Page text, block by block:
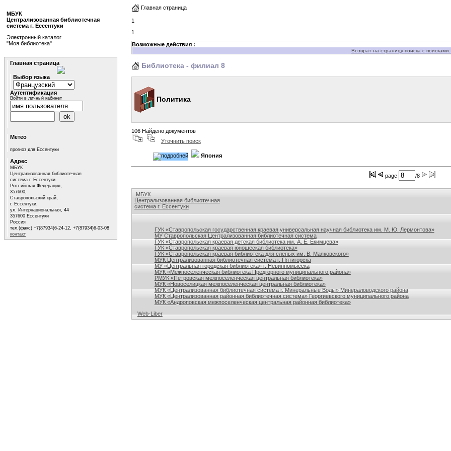
Главная страница
1
1
Возможные действия :
Возврат на страницу поиска с
Библиотека - филиал 8
Политика
106 Найдено документов
Уточнить поиск
Япония
page /8
МБУК
Централизованная библиотечная
система г. Ессентуки
ГУК «Ставропольская государственная краевая универсальная научная библиотека им. М. Ю. Лермонтова»
МУ Ставропольская Централизованная библиотечная система
ГУК «Ставропольская краевая детская библиотека им. А. Е. Екимцева»
ГУК «Ставропольская краевая юношеская библиотека»
ГУК «Ставропольская краевая библиотека для слепых им. В. Маяковского»
МУК Централизованная библиотечная система г. Пятигорска
МУ «Центральная городская библиотека» г. Невинномысска
МУК «Межпоселенческая библиотека Предгорного муниципального района»
РМУК «Петровская межпоселенческая центральная библиотека»
МУК «Новоселицкая межпоселенческая центральная библиотека»
МУК «Централизованная библиотечная система г. Минеральные Воды» Минераловодского района
МУК «Централизованная районная библиотечная система» Георгиевского муниципального района
МУК «Андроповская межпоселенческая центральная районная библиотека»
Web-Liber
МБУК
Централизованная библиотечная
система г. Ессентуки
Электронный каталог
"Моя библиотека"
Главная страница
Выбор языка
Аутентификация
Войти в личный кабинет
Метео
прогноз для Ессентуки
Адрес
МБУК
Централизованная библиотечная
система г. Ессентуки
Российская Федерация,
357600,
Ставропольский край,
г. Ессентуки,
ул. Интернациональная, 44
357600 Ессентуки
Россия
тел.(факс) +7(87934)6-24-12, +7(87934)6-03-08
контакт